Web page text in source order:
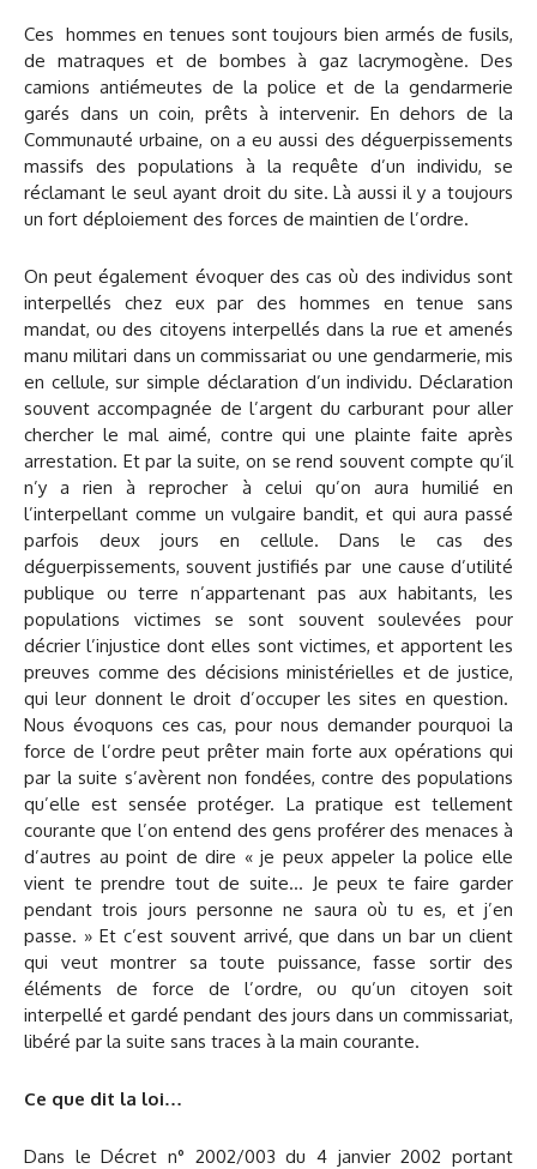
Ces hommes en tenues sont toujours bien armés de fusils,
de matraques et de bombes à gaz lacrymogène. Des
camions antiémeutes de la police et de la gendarmerie
garés dans un coin, prêts à intervenir. En dehors de la
Communauté urbaine, on a eu aussi des déguerpissements
massifs des populations à la requête d’un individu, se
réclamant le seul ayant droit du site. Là aussi il y a toujours
un fort déploiement des forces de maintien de l’ordre.
On peut également évoquer des cas où des individus sont
interpellés chez eux par des hommes en tenue sans
mandat, ou des citoyens interpellés dans la rue et amenés
manu militari dans un commissariat ou une gendarmerie, mis
en cellule, sur simple déclaration d’un individu. Déclaration
souvent accompagnée de l’argent du carburant pour aller
chercher le mal aimé, contre qui une plainte faite après
arrestation. Et par la suite, on se rend souvent compte qu’il
n’y a rien à reprocher à celui qu’on aura humilié en
l’interpellant comme un vulgaire bandit, et qui aura passé
parfois deux jours en cellule. Dans le cas des
déguerpissements, souvent justifiés par une cause d’utilité
publique ou terre n’appartenant pas aux habitants, les
populations victimes se sont souvent soulevées pour
décrier l’injustice dont elles sont victimes, et apportent les
preuves comme des décisions ministérielles et de justice,
qui leur donnent le droit d’occuper les sites en question.
Nous évoquons ces cas, pour nous demander pourquoi la
force de l’ordre peut prêter main forte aux opérations qui
par la suite s’avèrent non fondées, contre des populations
qu’elle est sensée protéger. La pratique est tellement
courante que l’on entend des gens proférer des menaces à
d’autres au point de dire « je peux appeler la police elle
vient te prendre tout de suite… Je peux te faire garder
pendant trois jours personne ne saura où tu es, et j’en
passe. » Et c’est souvent arrivé, que dans un bar un client
qui veut montrer sa toute puissance, fasse sortir des
éléments de force de l’ordre, ou qu’un citoyen soit
interpellé et gardé pendant des jours dans un commissariat,
libéré par la suite sans traces à la main courante.
Ce que dit la loi…
Dans le Décret n° 2002/003 du 4 janvier 2002 portant